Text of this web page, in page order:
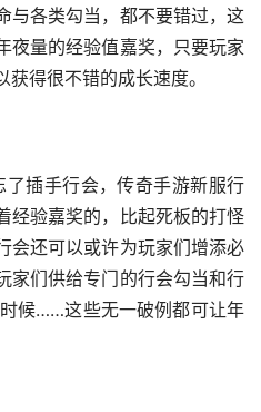
与各类勾当，都不要错过，这
夜量的经验值嘉奖，只要玩家
得很不错的成长速度。
经验嘉奖的，比起死板的打怪
会还可以或许为玩家们增添必
家们供给专门的行会勾当和行
候……这些无一破例都可让年